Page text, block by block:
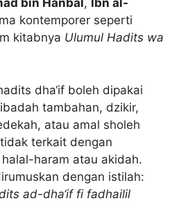
bin Hanbal, Ibn al-
kontemporer seperti
kitabnya Ulumul Hadits wa
dha‘if boleh dipakai
tambahan, dzikir,
atau amal sholeh
terkait dengan
haram atau akidah.
dengan istilah:
ad-dha‘if fi fadhailil